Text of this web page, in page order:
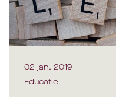
02 jan. 2019
Educatie